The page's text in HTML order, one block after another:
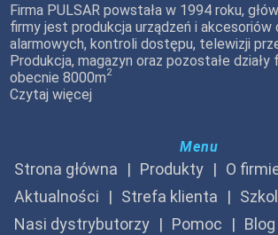
Firma PULSAR powstała w 1994 roku,
firmy jest produkcja urządzeń i
alarmowych, kontroli dostępu, telewizji
Produkcja, magazyn oraz pozostałe działy
obecnie 8000m2
Czytaj więcej
Menu
Strona główna Produkty
O
Aktualności
Strefa klienta
Nasi dystrybutorzy
Pomoc Blog